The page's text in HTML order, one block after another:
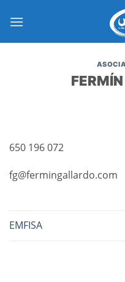
650 196 072
fg@fermingallardo.com
EMFISA